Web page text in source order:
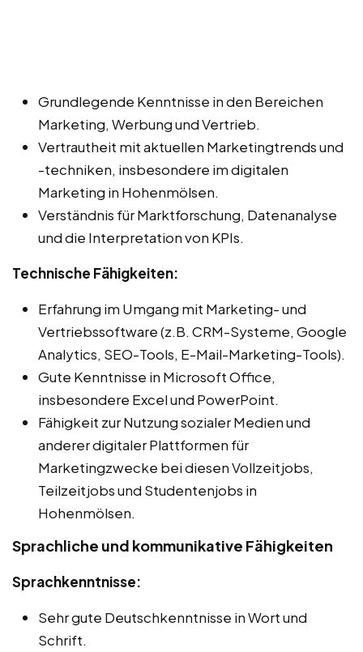
Grundlegende Kenntnisse in den Bereichen
Marketing, Werbung und Vertrieb.
Vertrautheit mit aktuellen Marketingtrends und
-techniken, insbesondere im digitalen
Marketing in Hohenmölsen.
Verständnis für Marktforschung, Datenanalyse
und die Interpretation von KPIs.
Technische Fähigkeiten:
Erfahrung im Umgang mit Marketing- und
Vertriebssoftware (z.B. CRM-Systeme, Google
Analytics, SEO-Tools, E-Mail-Marketing-Tools).
Gute Kenntnisse in Microsoft Office,
insbesondere Excel und PowerPoint.
Fähigkeit zur Nutzung sozialer Medien und
anderer digitaler Plattformen für
Marketingzwecke bei diesen Vollzeitjobs,
Teilzeitjobs und Studentenjobs in
Hohenmölsen.
Sprachliche und kommunikative Fähigkeiten
Sprachkenntnisse:
Sehr gute Deutschkenntnisse in Wort und
Schrift.